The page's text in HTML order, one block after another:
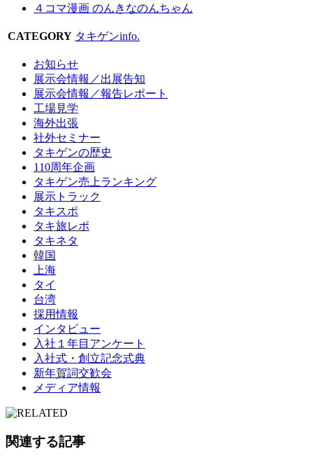
４コマ漫画 のんきなのんちゃん
CATEGORY タキゲンinfo.
お知らせ
展示会情報／出展告知
展示会情報／報告レポート
工場見学
海外出張
社外セミナー
タキゲンの歴史
110周年企画
タキゲン売上ランキング
展示トラック
タキスポ
タキ旅レポ
タキネタ
韓国
上海
タイ
台湾
採用情報
インタビュー
入社１年目アンケート
入社式・創立記念式典
新年賀詞交歓会
メディア情報
関連する記事